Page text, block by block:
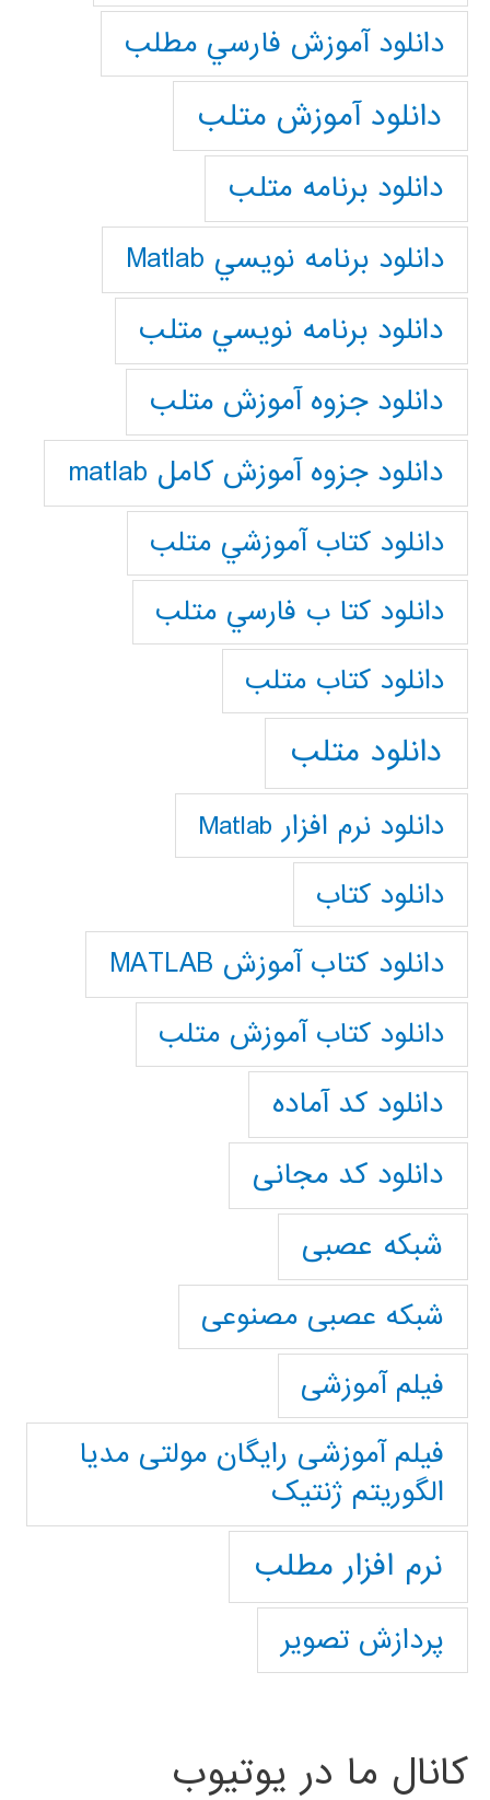
دانلود آموزش فارسي مطلب
دانلود آموزش متلب
دانلود برنامه متلب
دانلود برنامه نويسي Matlab
دانلود برنامه نويسي متلب
دانلود جزوه آموزش متلب
دانلود جزوه آموزش کامل matlab
دانلود كتاب آموزشي متلب
دانلود كتا ب فارسي متلب
دانلود كتاب متلب
دانلود متلب
دانلود نرم افزار Matlab
دانلود کتاب
دانلود کتاب آموزش MATLAB
دانلود کتاب آموزش متلب
دانلود کد آماده
دانلود کد مجانی
شبکه عصبی
شبکه عصبی مصنوعی
فیلم آموزشی
فیلم آموزشی رایگان مولتی مدیا
الگوریتم ژنتیک
نرم افزار مطلب
پردازش تصویر
کانال ما در یوتیوب